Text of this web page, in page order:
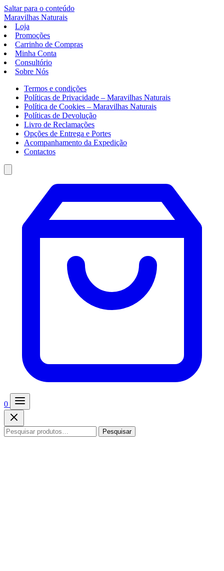
Saltar para o conteúdo
Maravilhas Naturais
Loja
Promoções
Carrinho de Compras
Minha Conta
Consultório
Sobre Nós
Termos e condições
Políticas de Privacidade – Maravilhas Naturais
Política de Cookies – Maravilhas Naturais
Políticas de Devolução
Livro de Reclamações
Opções de Entrega e Portes
Acompanhamento da Expedição
Contactos
0
Pesquisar